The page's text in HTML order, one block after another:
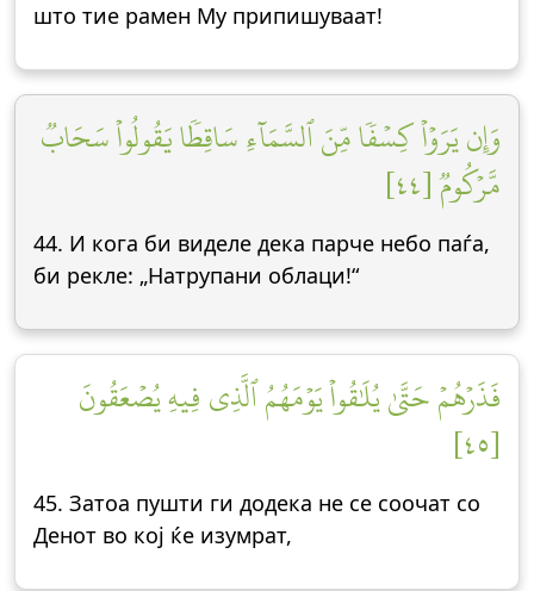
што тие рамен Му припишуваат!
وَإِن يَرَوۡاْ كِسۡفٗا مِّنَ ٱلسَّمَآءِ سَاقِطٗا يَقُولُواْ سَحَابٞ
مَّرۡكُومٞ [٤٤]
44. И кога би виделе дека парче небо паѓа,
би рекле: „Натрупани облаци!“
فَذَرۡهُمۡ حَتَّىٰ يُلَٰقُواْ يَوۡمَهُمُ ٱلَّذِي فِيهِ يُصۡعَقُونَ
[٤٥]
45. Затоа пушти ги додека не се соочат со
Денот во кој ќе изумрат,